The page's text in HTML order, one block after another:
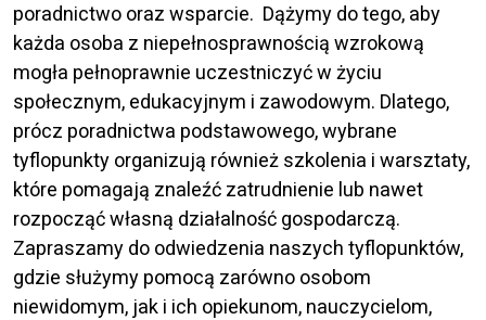
poradnictwo oraz wsparcie. Dążymy do tego, aby
każda osoba z niepełnosprawnością wzrokową
mogła pełnoprawnie uczestniczyć w życiu
społecznym, edukacyjnym i zawodowym. Dlatego,
prócz poradnictwa podstawowego, wybrane
tyflopunkty organizują również szkolenia i warsztaty,
które pomagają znaleźć zatrudnienie lub nawet
rozpocząć własną działalność gospodarczą.
Zapraszamy do odwiedzenia naszych tyflopunktów,
gdzie służymy pomocą zarówno osobom
niewidomym, jak i ich opiekunom, nauczycielom,